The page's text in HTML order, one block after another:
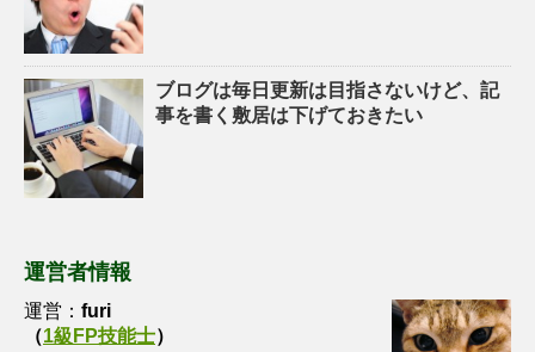
ブログは毎日更新は目指さないけど、記
事を書く敷居は下げておきたい
運営者情報
運営： furi
（1級FP技能士）